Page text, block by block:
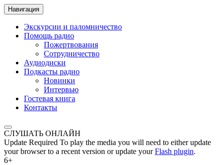
Навигация
Экскурсии и паломничество
Помощь радио
Пожертвования
Сотрудничество
Аудиодиски
Подкасты радио
Новинки
Интервью
Гостевая книга
Контакты
СЛУШАТЬ ОНЛАЙН
Update Required To play the media you will need to either update
your browser to a recent version or update yourFlash plugin.
6+